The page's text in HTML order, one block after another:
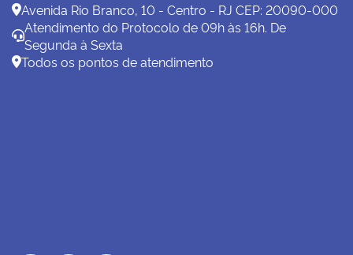
Avenida Rio Branco, 10 - Centro - RJ CEP: 20090-000
Atendimento do Protocolo de 09h às 16h. De
Segunda à Sexta
Todos os pontos de atendimento